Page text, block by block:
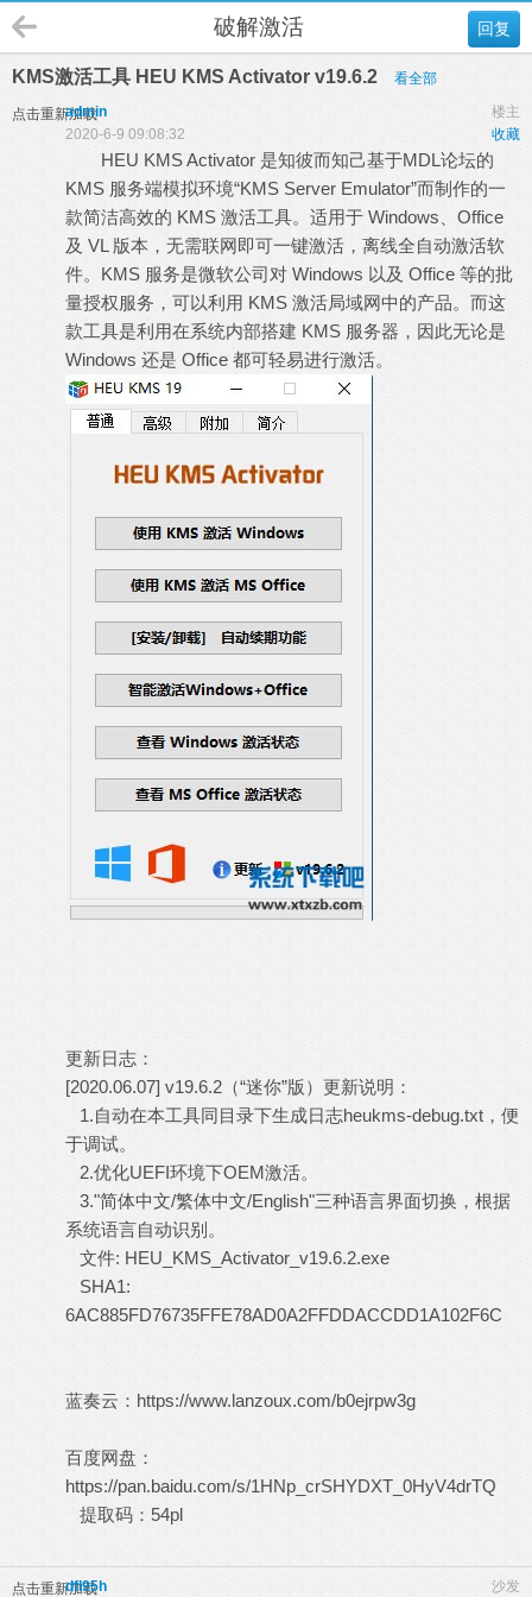
回复
破解激活
KMS激活工具 HEU KMS Activator v19.6.2 看全部
点击重新加载 楼主
admin
收藏
2020-6-9 09:08:32
HEU KMS Activator 是知彼而知己基于MDL论坛的
KMS 服务端模拟环境“KMS Server Emulator”而制作的一
款简洁高效的 KMS 激活工具。适用于 Windows、Office
及 VL 版本，无需联网即可一键激活，离线全自动激活软
件。KMS 服务是微软公司对 Windows 以及 Office 等的批
量授权服务，可以利用 KMS 激活局域网中的产品。而这
款工具是利用在系统内部搭建 KMS 服务器，因此无论是
Windows 还是 Office 都可轻易进行激活。
更新日志：
[2020.06.07] v19.6.2（“迷你”版）更新说明：
1.自动在本工具同目录下生成日志heukms-debug.txt，便
于调试。
2.优化UEFI环境下OEM激活。
3."简体中文/繁体中文/English"三种语言界面切换，根据
系统语言自动识别。
文件: HEU_KMS_Activator_v19.6.2.exe
SHA1:
6AC885FD76735FFE78AD0A2FFDDACCDD1A102F6C
蓝奏云： https://www.lanzoux.com/b0ejrpw3g
百度网盘：
https://pan.baidu.com/s/1HNp_crSHYDXT_0HyV4drTQ
提取码：54pl
点击重新加载 沙发
dfl95h